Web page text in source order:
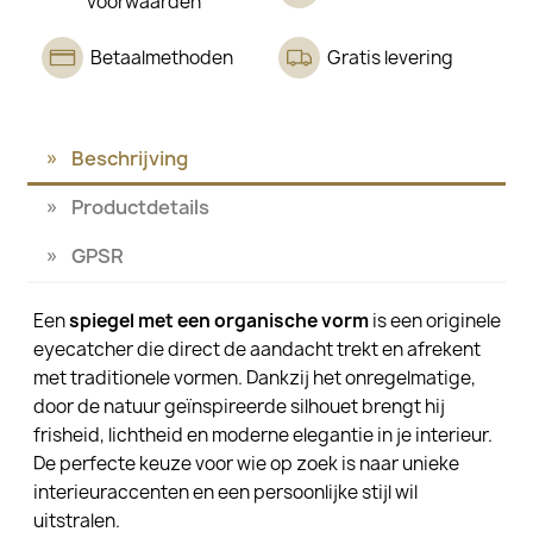
Betaalmethoden Gratis levering
Beschrijving
Productdetails
GPSR
Eenspiegel met een organische vormis een originele
eyecatcher die direct de aandacht trekt en afrekent
met traditionele vormen. Dankzij het onregelmatige,
door de natuur geïnspireerde silhouet brengt hij
frisheid, lichtheid en moderne elegantie in je interieur.
De perfecte keuze voor wie op zoek is naar unieke
interieuraccenten en een persoonlijke stijl wil
uitstralen.